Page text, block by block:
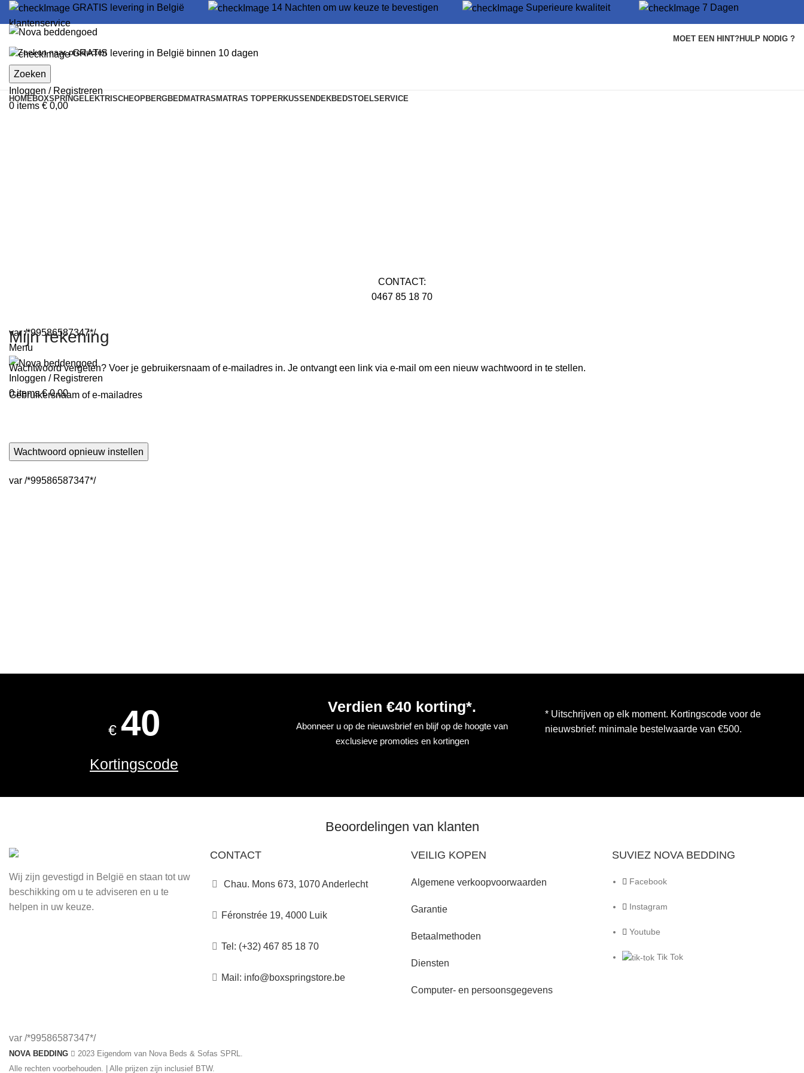
GRATIS levering in België 14 Nachten om uw keuze te bevestigen Superieure kwaliteit
7 Dagen
klantenservice
MOET EEN HINT?HULP NODIG ?
GRATIS levering in België binnen 10 dagen
Zoeken
Inloggen / Registreren
0 items € 0,00
CONTACT:
0467 85 18 70
var /*99586587347*/
Menu
Inloggen / Registreren
0items €0,00
HOMEBOXSPRINGELEKTRISCHEOPBERGBEDMATRAS MATRAS TOPPERKUSSEN DEKBEDSTOELSERVICE
Mijn rekening
Wachtwoord vergeten? Voer je gebruikersnaam of e-mailadres in. Je ontvangt een link via e-mail om een nieuw wachtwoord in te stellen.
Gebruikersnaam of e-mailadres
Wachtwoord opnieuw instellen
var /*99586587347*/
€ 40
Kortingscode
Verdien €40 korting*.
Abonneer u op de nieuwsbrief en blijf op de hoogte van
exclusieve promoties en kortingen
* Uitschrijven op elk moment. Kortingscode voor de
nieuwsbrief: minimale bestelwaarde van €500.
Beoordelingen van klanten
Wij zijn gevestigd in België en staan tot uw
beschikking om u te adviseren en u te
helpen in uw keuze.
CONTACT
Chau. Mons 673, 1070 Anderlecht
Féronstrée 19, 4000 Luik
Tel: (+32) 467 85 18 70
Mail: info@boxspringstore.be
VEILIG KOPEN
Algemene verkoopvoorwaarden
Garantie
Betaalmethoden
Diensten
Computer- en persoonsgegevens
SUVIEZ NOVA BEDDING
Facebook
Instagram
Youtube
Tik Tok
var /*99586587347*/
NOVA BEDDING
2023 Eigendom van Nova Beds & Sofas SPRL.
Alle rechten voorbehouden. | Alle prijzen zijn inclusief BTW.